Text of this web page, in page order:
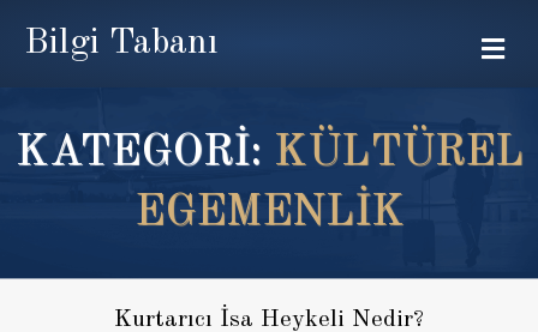
Bilgi Tabanı
KATEGORİ: KÜLTÜREL
EGEMENLIK
Kurtarıcı İsa Heykeli Nedir?